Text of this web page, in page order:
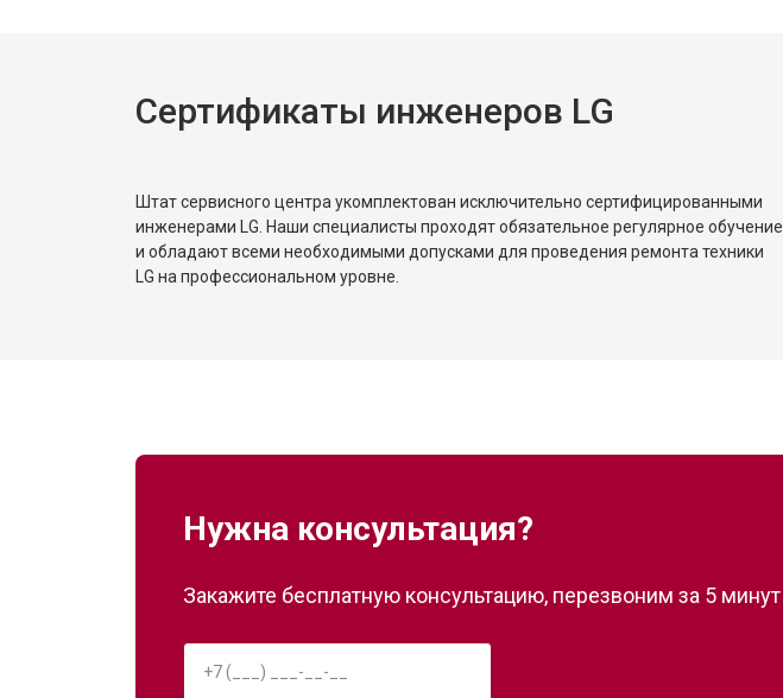
Сертификаты инженеров LG
Штат сервисного центра укомплектован исключительно сертифицированными
инженерами LG. Наши специалисты проходят обязательное регулярное обучение
и обладают всеми необходимыми допусками для проведения ремонта техники
LG на профессиональном уровне.
Нужна консультация?
Закажите бесплатную консультацию, перезвоним за 5 минут